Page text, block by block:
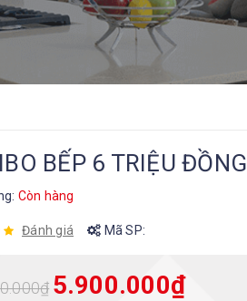
BẾP 6 TRIỆU ĐỒNG
Còn hàng
Đánh giá Mã SP:
₫ 5.900.000₫